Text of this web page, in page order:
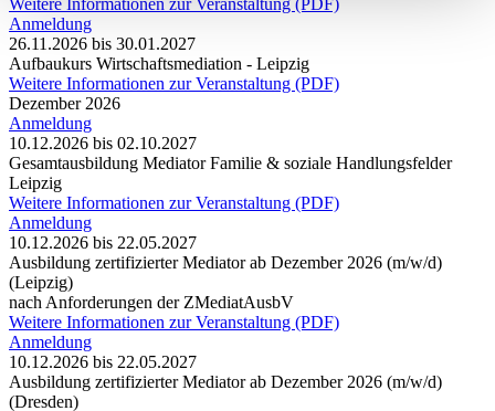
Weitere Informationen zur Veranstaltung (PDF)
Anmeldung
26.11.2026 bis 30.01.2027
Aufbaukurs Wirtschaftsmediation - Leipzig
Weitere Informationen zur Veranstaltung (PDF)
Dezember 2026
Anmeldung
10.12.2026 bis 02.10.2027
Gesamtausbildung Mediator Familie & soziale Handlungsfelder
Leipzig
Weitere Informationen zur Veranstaltung (PDF)
Anmeldung
10.12.2026 bis 22.05.2027
Ausbildung zertifizierter Mediator ab Dezember 2026 (m/w/d)
(Leipzig)
nach Anforderungen der ZMediatAusbV
Weitere Informationen zur Veranstaltung (PDF)
Anmeldung
10.12.2026 bis 22.05.2027
Ausbildung zertifizierter Mediator ab Dezember 2026 (m/w/d)
(Dresden)